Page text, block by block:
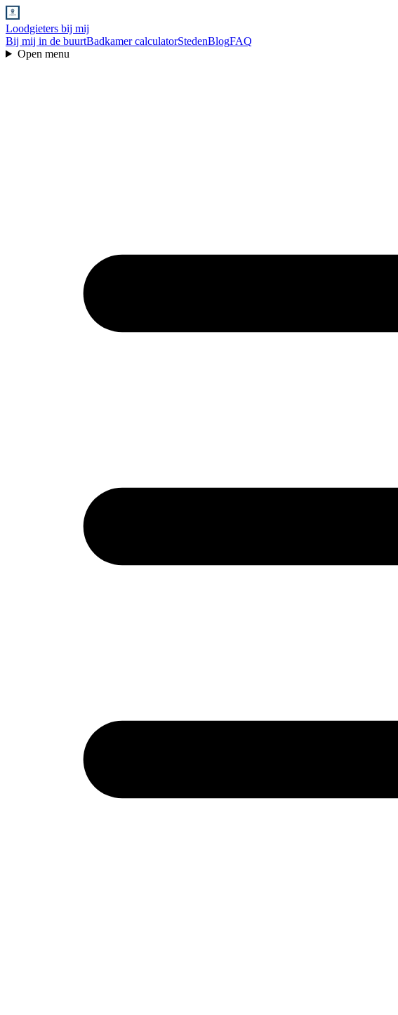
Loodgieters bij mij
Bij mij in de buurtBadkamer calculatorStedenBlogFAQ
Open menu